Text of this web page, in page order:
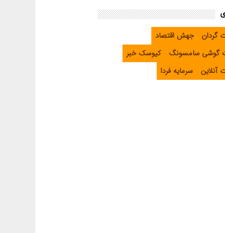
گردان
جهش اقتصاد
گوشی سامسونگ
کیوسک خبر
آنلاین
سرمایه فردا